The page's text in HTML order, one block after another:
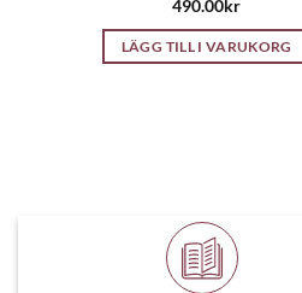
490.00kr
LÄGG TILL I VARUKORG